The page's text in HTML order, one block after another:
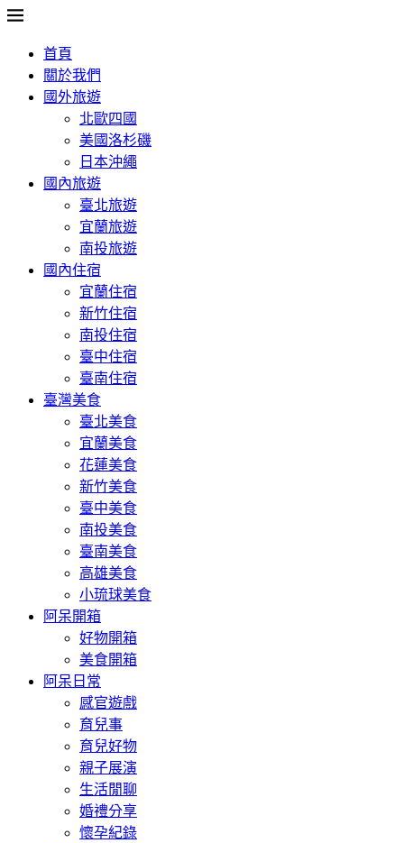
首頁
關於我們
國外旅遊
北歐四國
美國洛杉磯
日本沖繩
國內旅遊
臺北旅遊
宜蘭旅遊
南投旅遊
國內住宿
宜蘭住宿
新竹住宿
南投住宿
臺中住宿
臺南住宿
臺灣美食
臺北美食
宜蘭美食
花蓮美食
新竹美食
臺中美食
南投美食
臺南美食
高雄美食
小琉球美食
阿呆開箱
好物開箱
美食開箱
阿呆日常
感官遊戲
育兒事
育兒好物
親子展演
生活閒聊
婚禮分享
懷孕紀錄